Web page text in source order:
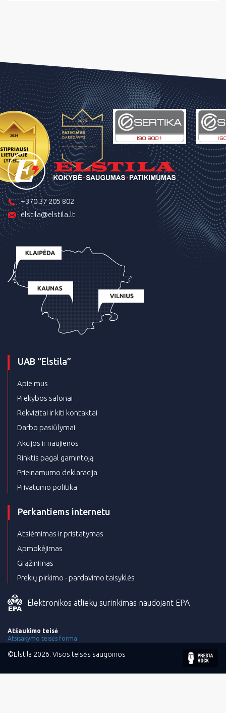
+370 37 205 802
elstila@elstila.lt
UAB “Elstila”
Apie mus
Prekybos salonai
Rekvizitai ir kiti kontaktai
Darbo pasiūlymai
Akcijos ir naujienos
Rinktis pagal gamintoją
Prieinamumo deklaracija
Privatumo politika
Perkantiems internetu
Atsiėmimas ir pristatymas
Apmokėjimas
Grąžinimas
Prekių pirkimo - pardavimo taisyklės
Elektronikos atliekų surinkimas naudojant EPA
Atšaukimo teisė
Atsisakymo teisės forma
©Elstila 2026. Visos teisės saugomos